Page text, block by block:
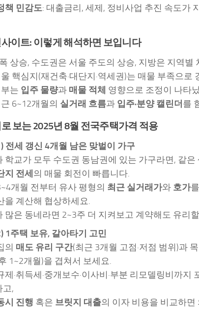
책 민감도: 대출금리, 세제, 정비사업 추진 속도가
이트: 이렇게 해석하면 보입니다
상승, 수도권은 서울 주도의 상승, 지방은 지역별
핵심지(재건축·대단지·역세권)는 매물 부족으로
는 입주 물량과 매물 적체 영향으로 조정이 나타
6~12개월의 실거래 흐름과 입주·분양 캘린더 를
보는 2025년 8월 전국주택가격 적용
전세 갱신 4개월 남은 맞벌이 가구
학교가 모두 수도권 동남권에 있는 가구라면, 같은
지 전세 의 매물 회전이 빠릅니다.
개월 전부터 유사 평형의 최근 실거래가와 호가
을 계산해 협상하세요.
많은 동네라면 2~3주 더 지켜보고 계약해도 유리
1주택 보유, 갈아타기 고민
의 매도 유리 구간(최근 3개월 고점·저점 범위)과
1~2개월)을 겹쳐서 보세요.
제·취득세·중개보수·이사비·부분 리모델링비까지
고,
시 진행 혹은 브릿지 대출의 이자 비용을 비교하